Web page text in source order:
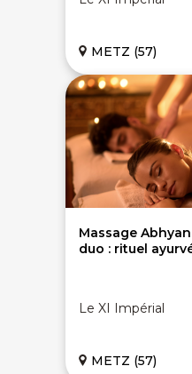
METZ (57)
Massage
duo : rituel
Le XI Impérial
METZ (57)